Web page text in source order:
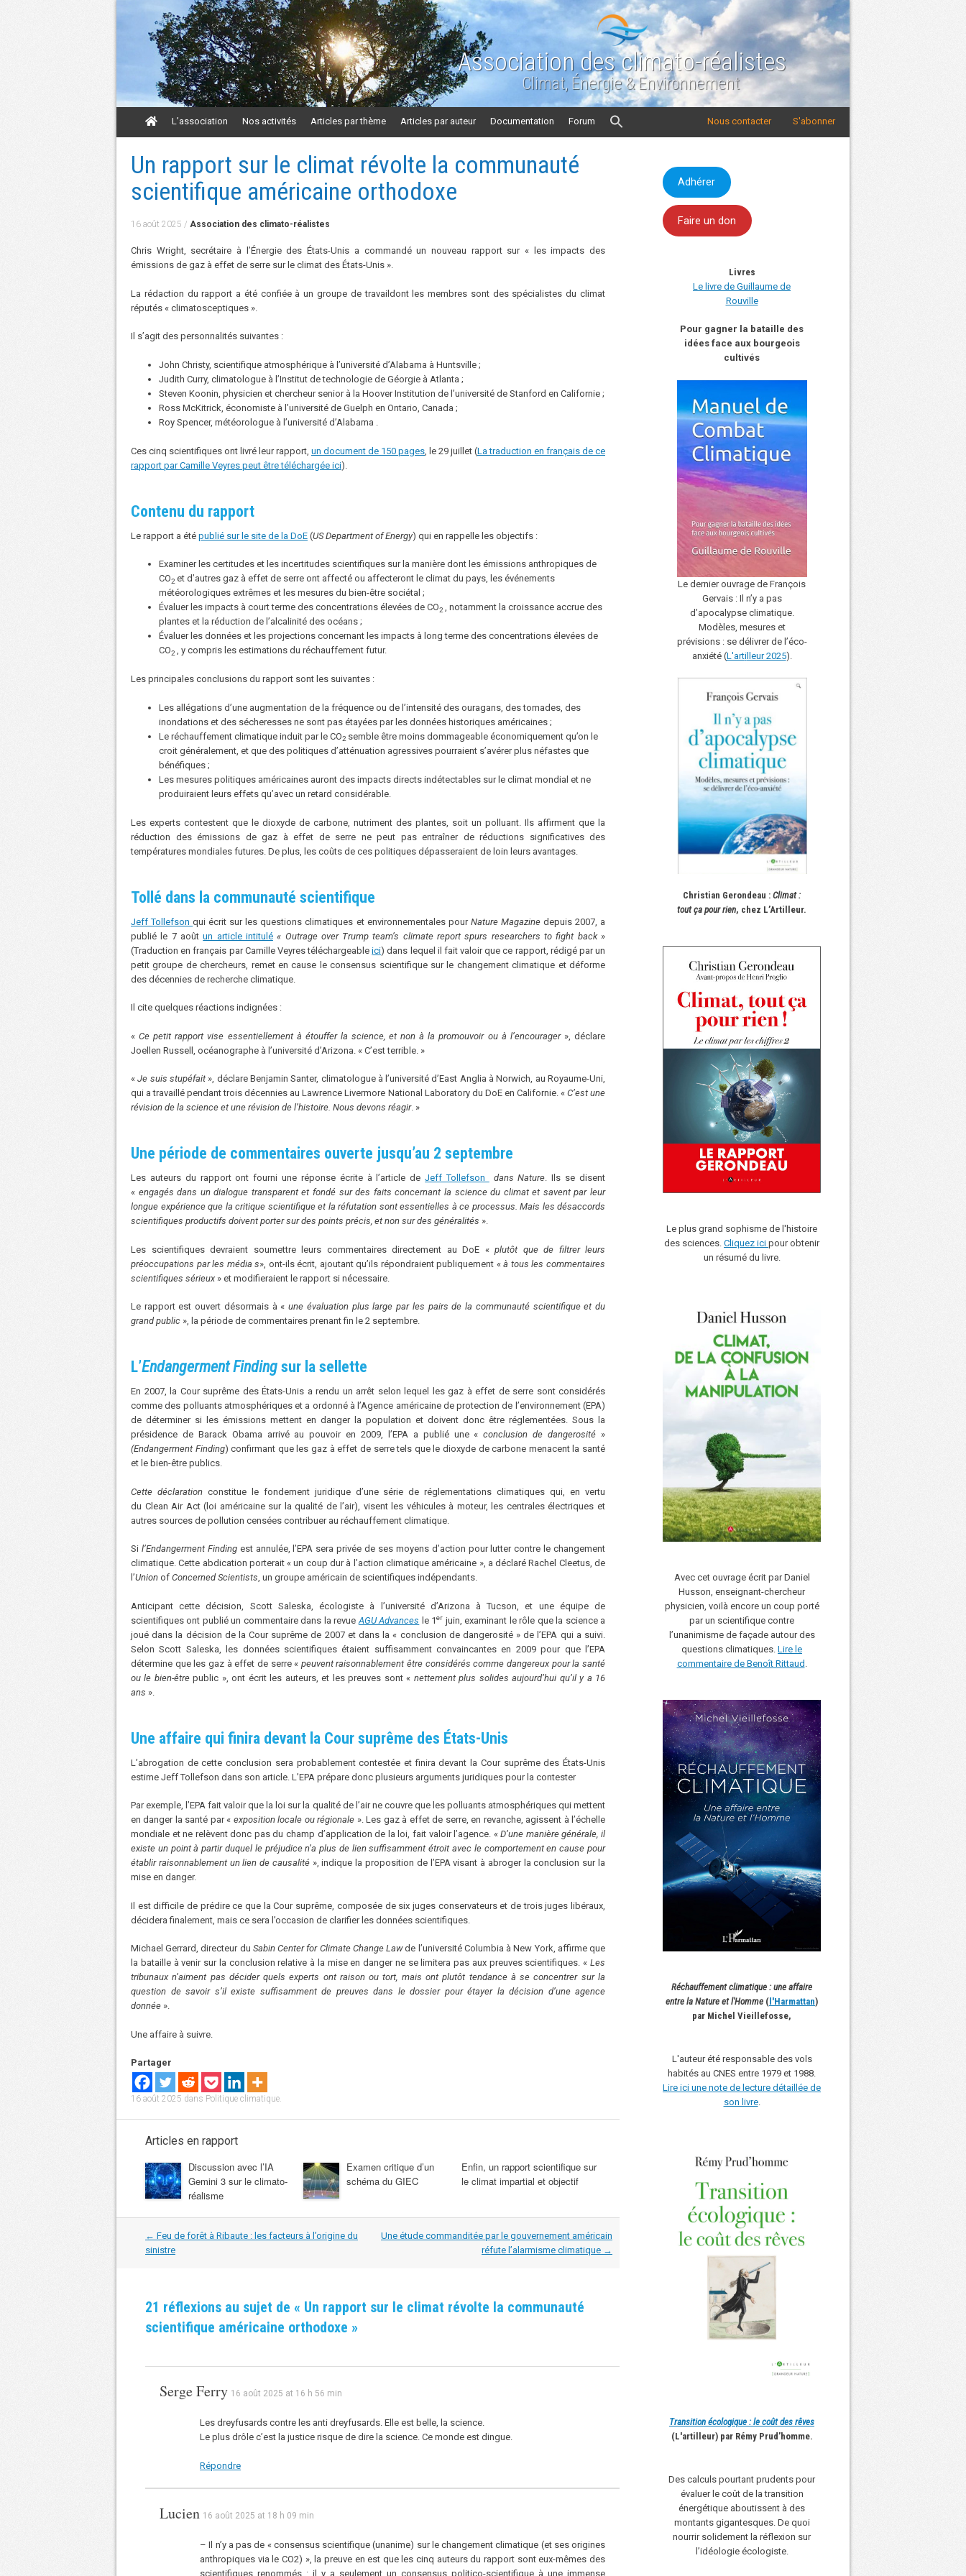
Association des climato-réalistes
Climat, Énergie & Environnement
L’association Nos activités Articles par thème Articles par auteur Documentation Forum S'abonner
Nous contacter
Un rapport sur le climat révolte la communauté
scientifique américaine orthodoxe
16 août 2025 / Association des climato-réalistes
Chris Wright, secrétaire à l’Énergie des États-Unis a commandé un nouveau rapport sur « les impacts des
émissions de gaz à effet de serre sur le climat des États-Unis ».
La rédaction du rapport a été confiée à un groupe de travaildont les membres sont des spécialistes du climat
réputés « climatosceptiques ».
Il s’agit des personnalités suivantes :
John Christy, scientifique atmosphérique à l’université d’Alabama à Huntsville ;
Judith Curry, climatologue à l’Institut de technologie de Géorgie à Atlanta ;
Steven Koonin, physicien et chercheur senior à la Hoover Institution de l’université de Stanford en Californie ;
Ross McKitrick, économiste à l’université de Guelph en Ontario, Canada ;
Roy Spencer, météorologue à l’université d’Alabama .
Ces cinq scientifiques ont livré leur rapport, un document de 150 pages , le 29 juillet (La traduction en français de ce
rapport par Camille Veyres peut être téléchargée ici).
Contenu du rapport
Le rapport a été publié sur le site de la DoE (US Department of Energy) qui en rappelle les objectifs :
Examiner les certitudes et les incertitudes scientifiques sur la manière dont les émissions anthropiques de
CO2 et d’autres gaz à effet de serre ont affecté ou affecteront le climat du pays, les événements
météorologiques extrêmes et les mesures du bien-être sociétal ;
Évaluer les impacts à court terme des concentrations élevées de CO2 , notamment la croissance accrue des
plantes et la réduction de l’alcalinité des océans ;
Évaluer les données et les projections concernant les impacts à long terme des concentrations élevées de
CO2 , y compris les estimations du réchauffement futur.
Les principales conclusions du rapport sont les suivantes :
Les allégations d’une augmentation de la fréquence ou de l’intensité des ouragans, des tornades, des
inondations et des sécheresses ne sont pas étayées par les données historiques américaines ;
Le réchauffement climatique induit par le CO2 semble être moins dommageable économiquement qu’on le
croit généralement, et que des politiques d’atténuation agressives pourraient s’avérer plus néfastes que
bénéfiques ;
Les mesures politiques américaines auront des impacts directs indétectables sur le climat mondial et ne
produiraient leurs effets qu’avec un retard considérable.
Les experts contestent que le dioxyde de carbone, nutriment des plantes, soit un polluant. Ils affirment que la
réduction des émissions de gaz à effet de serre ne peut pas entraîner de réductions significatives des
températures mondiales futures. De plus, les coûts de ces politiques dépasseraient de loin leurs avantages.
Tollé dans la communauté scientifique
Jeff Tollefsonqui écrit sur les questions climatiques et environnementales pour Nature Magazinedepuis 2007, a
publié le 7 aoûtun article intitulé « Outrage over Trump team’s climate report spurs researchers to fight back»
(Traduction en français par Camille Veyres téléchargeableici) dans lequel il fait valoir que ce rapport, rédigé par un
petit groupe de chercheurs, remet en cause le consensus scientifique sur le changement climatique et déforme
des décennies de recherche climatique.
Il cite quelques réactions indignées :
«Ce petit rapport vise essentiellement à étouffer la science, et non à la promouvoir ou à l’encourager», déclare
Joellen Russell, océanographe à l’université d’Arizona. « C’est terrible. »
«Je suis stupéfait», déclare Benjamin Santer, climatologue à l’université d’East Anglia à Norwich, au Royaume-Uni,
qui a travaillé pendant trois décennies au Lawrence Livermore National Laboratory du DoE en Californie. « C’est une
révision de la science et une révision de l’histoire. Nous devons réagir. »
Une période de commentaires ouverte jusqu’au 2 septembre
Les auteurs du rapport ont fourni une réponse écrite à l’article deJeff Tollefson dans Nature. Ils se disent
« engagés dans un dialogue transparent et fondé sur des faits concernant la science du climat et savent par leur
longue expérience que la critique scientifique et la réfutation sont essentielles à ce processus. Mais les désaccords
scientifiques productifs doivent porter sur des points précis, et non sur des généralités ».
Les scientifiques devraient soumettre leurs commentaires directement au DoE « plutôt que de filtrer leurs
préoccupations par les média s», ont-ils écrit, ajoutant qu’ils répondraient publiquement «à tous les commentaires
scientifiques sérieux » et modifieraient le rapport si nécessaire.
Le rapport est ouvert désormais à «une évaluation plus large par les pairs de la communauté scientifique et du
grand public », la période de commentaires prenant fin le 2 septembre.
L’Endangerment Finding sur la sellette
En 2007, la Cour suprême des États-Unis a rendu un arrêt selon lequel les gaz à effet de serre sont considérés
comme des polluants atmosphériques et a ordonné à l’Agence américaine de protection de l’environnement (EPA)
de déterminer si les émissions mettent en danger la population et doivent donc être réglementées. Sous la
présidence de Barack Obama arrivé au pouvoir en 2009, l’EPA a publié une «conclusion de dangerosité »
(Endangerment Finding) confirmant que les gaz à effet de serre tels que le dioxyde de carbone menacent la santé
et le bien-être publics.
Cette déclaration constitue le fondement juridique d’une série de réglementations climatiques qui, en vertu
du Clean Air Act (loi américaine sur la qualité de l’air), visent les véhicules à moteur, les centrales électriques et
autres sources de pollution censées contribuer au réchauffement climatique.
Si l’Endangerment Findingest annulée, l’EPA sera privée de ses moyens d’action pour lutter contre le changement
climatique. Cette abdication porterait « un coup dur à l’action climatique américaine », a déclaré Rachel Cleetus, de
l’Union of Concerned Scientists, un groupe américain de scientifiques indépendants.
Anticipant cette décision, Scott Saleska, écologiste à l’université d’Arizona à Tucson, et une équipe de
scientifiques ont publié un commentaire dans la revue AGU Advances le 1er juin, examinant le rôle que la science a
joué dans la décision de la Cour suprême de 2007 et dans la « conclusion de dangerosité » de l’EPA qui a suivi.
Selon Scott Saleska, les données scientifiques étaient suffisamment convaincantes en 2009 pour que l’EPA
détermine que les gaz à effet de serre « peuvent raisonnablement être considérés comme dangereux pour la santé
ou le bien-êtrepublic », ont écrit les auteurs, et les preuves sont « nettement plus solides aujourd’hui qu’il y a 16
ans ».
Une affaire qui finira devant la Cour suprême des États-Unis
L’abrogation de cette conclusion sera probablement contestée et finira devant la Cour suprême des États-Unis
estime Jeff Tollefson dans son article. L’EPA prépare donc plusieurs arguments juridiques pour la contester
Par exemple, l’EPA fait valoir que la loi sur la qualité de l’air ne couvre que les polluants atmosphériques qui mettent
en danger la santé par « exposition locale ou régionale ». Les gaz à effet de serre, en revanche, agissent à l’échelle
mondiale et ne relèvent donc pas du champ d’application de la loi, fait valoir l’agence. «D’une manière générale, il
existe un point à partir duquel le préjudice n’a plus de lien suffisamment étroit avec le comportement en cause pour
établir raisonnablement un lien de causalité», indique la proposition de l’EPA visant à abroger la conclusion sur la
mise en danger.
Il est difficile de prédire ce que la Cour suprême, composée de six juges conservateurs et de trois juges libéraux,
décidera finalement, mais ce sera l’occasion de clarifier les données scientifiques.
Michael Gerrard, directeur du Sabin Center for Climate Change Lawde l’université Columbia à New York, affirme que
la bataille à venir sur la conclusion relative à la mise en danger ne se limitera pas aux preuves scientifiques. « Les
tribunaux n’aiment pas décider quels experts ont raison ou tort, mais ont plutôt tendance à se concentrer sur la
question de savoir s’il existe suffisamment de preuves dans le dossier pour étayer la décision d’une agence
donnée ».
Une affaire à suivre.
Partager
16 août 2025 dans Politique climatique.
Articles en rapport
Discussion avec l’IA
Gemini 3 sur le climato-
réalisme
Examen critique d’un
schéma du GIEC
Enfin, un rapport scientifique sur
le climat impartial et objectif
Navigation
dans
les
← Feu de forêt à Ribaute : les facteurs à l’origine du
sinistre
Une étude commanditée par le gouvernement américain
réfute l’alarmisme climatique →
21 réflexions au sujet de « Un rapport sur le climat révolte la communauté
scientifique américaine orthodoxe »
Serge Ferry 16 août 2025 at 16 h 56 min
Les dreyfusards contre les anti dreyfusards. Elle est belle, la science.
Le plus drôle c’est la justice risque de dire la science. Ce monde est dingue.
Répondre
Lucien 16 août 2025 at 18 h 09 min
– Il n’y a pas de « consensus scientifique (unanime) sur le changement climatique (et ses origines
anthropiques via le CO2) », la preuve en est que les cinq auteurs du rapport sont eux-mêmes des
scientifiques renommés : il y a seulement un consensus politico-scientifique à une immense
Adhérer
Faire un don
Livres
Le livre de Guillaume de
Rouville
Pour gagner la bataille des
idées face aux bourgeois
cultivés
Le dernier ouvrage de François
Gervais : Il n’y a pas
d’apocalypse climatique.
Modèles, mesures et
prévisions : se délivrer de l’éco-
anxiété (L'artilleur 2025).
Christian Gerondeau : Climat :
tout ça pour rien, chez L’Artilleur.
Le plus grand sophisme de l'histoire
des sciences. Cliquez ici pour obtenir
un résumé du livre.
Avec cet ouvrage écrit par Daniel
Husson, enseignant-chercheur
physicien, voilà encore un coup porté
par un scientifique contre
l’unanimisme de façade autour des
questions climatiques. Lire le
commentaire de Benoît Rittaud
Réchauffement climatique : une affaire
entre la Nature et l'Homme (l'Harmattan)
par Michel Vieillefosse,
L'auteur été responsable des vols
habités au CNES entre 1979 et 1988.
Lire ici une note de lecture détaillée de
son livre.
Transition écologique : le coût des rêves
(L'artilleur) par Rémy Prud’homme.
Des calculs pourtant prudents pour
évaluer le coût de la transition
énergétique aboutissent à des
montants gigantesques. De quoi
nourrir solidement la réflexion sur
l’idéologie écologiste.